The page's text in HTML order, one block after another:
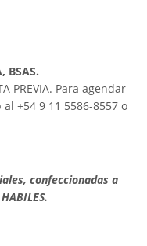
BSAS.
PREVIA. Para agendar
al +54 9 11 5586-8557 o
confeccionadas a